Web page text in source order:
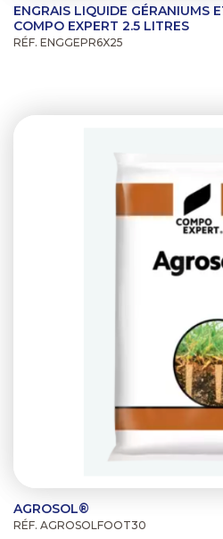
ENGRAIS LIQUIDE GÉRANIUMS
COMPO EXPERT 2.5 LITRES
RÉF. ENGGEPR6X25
AGROSOL®
RÉF. AGROSOLFOOT30